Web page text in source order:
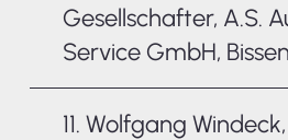
Gesellschafter, A.S.
Service GmbH,
11. Wolfgang Windeck,